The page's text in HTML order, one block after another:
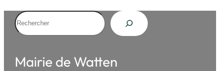
Rechercher
Mairie de Watten